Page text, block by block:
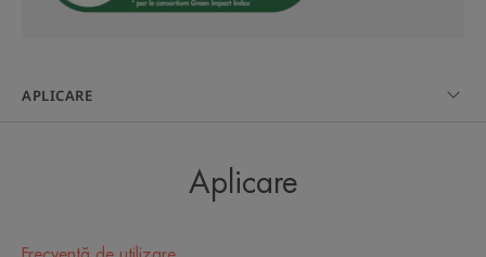
vizibile a pielii.
teste pentru a dovedi că nu este dăunător pentru
de corali, o specie de fitoplancton și o specie de
zooplancton***, la concentrații caracteristice celor
APLICARE
Aplicare